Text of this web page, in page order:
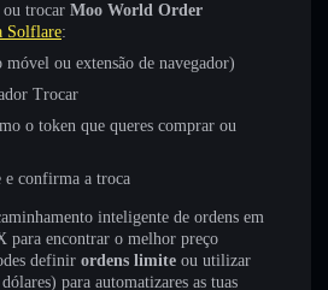
ou trocar Moo World Order
Solflare:
ou extensão de navegador)
Trocar
o token que queres comprar ou
confirma a troca
inteligente de ordens em
para encontrar o melhor preço
definir ordens limite ou utilizar
para automatizares as tuas